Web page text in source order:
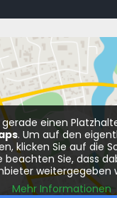
gerade einen
. Um auf den
klicken Sie auf die
beachten Sie, dass
weitergegeben
Mehr Informationen